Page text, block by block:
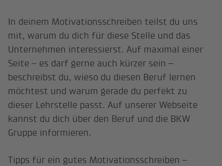
In deinem Motivationsschreiben teilst du uns
mit, warum du dich für diese Stelle und das
Unternehmen interessierst. Auf maximal einer
Seite – es darf gerne auch kürzer sein –
beschreibst du, wieso du diesen Beruf lernen
möchtest und warum gerade du perfekt zu
dieser Lehrstelle passt. Auf unserer Webseite
kannst du dich über den Beruf und die BKW
Gruppe informieren.
Tipps für ein gutes Motivationsschreiben –